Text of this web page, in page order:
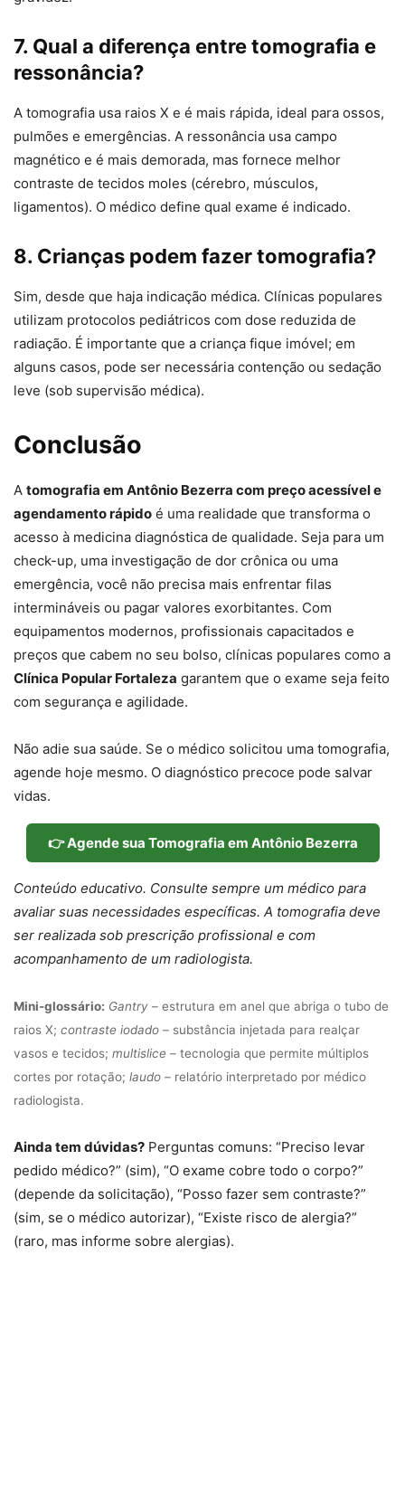
7. Qual a diferença entre tomografia e
ressonância?
A tomografia usa raios X e é mais rápida, ideal para ossos,
pulmões e emergências. A ressonância usa campo
magnético e é mais demorada, mas fornece melhor
contraste de tecidos moles (cérebro, músculos,
ligamentos). O médico define qual exame é indicado.
8. Crianças podem fazer tomografia?
Sim, desde que haja indicação médica. Clínicas populares
utilizam protocolos pediátricos com dose reduzida de
radiação. É importante que a criança fique imóvel; em
alguns casos, pode ser necessária contenção ou sedação
leve (sob supervisão médica).
Conclusão
A tomografia em Antônio Bezerra com preço acessível e
agendamento rápido é uma realidade que transforma o
acesso à medicina diagnóstica de qualidade. Seja para um
check-up, uma investigação de dor crônica ou uma
emergência, você não precisa mais enfrentar filas
intermináveis ou pagar valores exorbitantes. Com
equipamentos modernos, profissionais capacitados e
preços que cabem no seu bolso, clínicas populares como a
Clínica Popular Fortaleza garantem que o exame seja feito
com segurança e agilidade.
Não adie sua saúde. Se o médico solicitou uma tomografia,
agende hoje mesmo. O diagnóstico precoce pode salvar
vidas.
👉 Agende sua Tomografia em Antônio Bezerra
Conteúdo educativo. Consulte sempre um médico para
avaliar suas necessidades específicas. A tomografia deve
ser realizada sob prescrição profissional e com
acompanhamento de um radiologista.
Mini-glossário: Gantry – estrutura em anel que abriga o tubo de
raios X; contraste iodado – substância injetada para realçar
vasos e tecidos; multislice – tecnologia que permite múltiplos
cortes por rotação; laudo – relatório interpretado por médico
radiologista.
Ainda tem dúvidas? Perguntas comuns: “Preciso levar
pedido médico?” (sim), “O exame cobre todo o corpo?”
(depende da solicitação), “Posso fazer sem contraste?”
(sim, se o médico autorizar), “Existe risco de alergia?”
(raro, mas informe sobre alergias).